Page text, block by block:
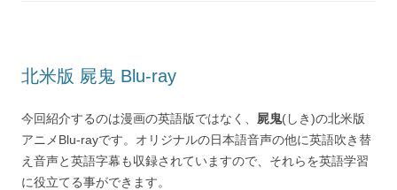
北米版 屍鬼 Blu-ray
今回紹介するのは漫画の英語版ではなく、 屍鬼(しき)の北米版
アニメBlu-rayです。オリジナルの日本語音声の他に英語吹き替
え音声と英語字幕も収録されていますので、それらを英語学習
に役立てる事ができます。